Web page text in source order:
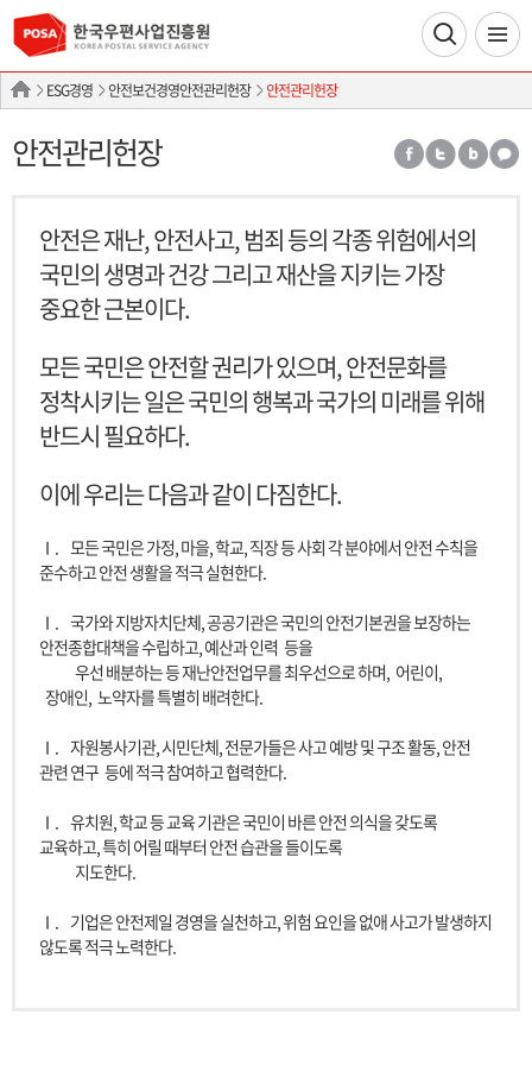
ESG경영 안전보건경영안전관리헌장 안전관리헌장
안전관리헌장
안전은 재난, 안전사고, 범죄 등의 각종 위험에서의
국민의 생명과 건강 그리고 재산을 지키는 가장
중요한 근본이다.
모든 국민은 안전할 권리가 있으며, 안전문화를
정착시키는 일은 국민의 행복과 국가의 미래를 위해
반드시 필요하다.
이에 우리는 다음과 같이 다짐한다.
Ⅰ. 모든 국민은 가정, 마을, 학교, 직장 등 사회 각 분야에서 안전 수칙을
준수하고 안전 생활을 적극 실현한다.
Ⅰ. 국가와 지방자치단체, 공공기관은 국민의 안전기본권을 보장하는
안전종합대책을 수립하고, 예산과 인력 등을
우선 배분하는 등 재난안전업무를 최우선으로 하며, 어린이,
장애인, 노약자를 특별히 배려한다.
Ⅰ. 자원봉사기관, 시민단체, 전문가들은 사고 예방 및 구조 활동, 안전
관련 연구 등에 적극 참여하고 협력한다.
Ⅰ. 유치원, 학교 등 교육 기관은 국민이 바른 안전 의식을 갖도록
교육하고, 특히 어릴 때부터 안전 습관을 들이도록
지도한다.
Ⅰ. 기업은 안전제일 경영을 실천하고, 위험 요인을 없애 사고가 발생하지
않도록 적극 노력한다.